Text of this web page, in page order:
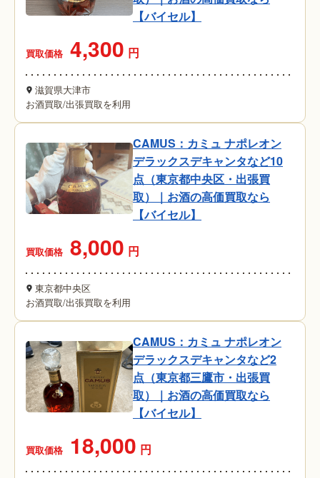
【バイセル】
買取価格 4,300 円
滋賀県大津市
お酒買取/出張買取を利用
CAMUS：カミュ ナポレオン
デラックスデキャンタなど10
点（東京都中央区・出張買
取）｜お酒の高価買取なら
【バイセル】
買取価格 8,000 円
東京都中央区
お酒買取/出張買取を利用
CAMUS：カミュ ナポレオン
デラックスデキャンタなど2
点（東京都三鷹市・出張買
取）｜お酒の高価買取なら
【バイセル】
買取価格 18,000 円